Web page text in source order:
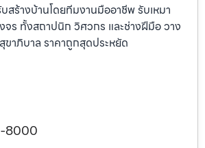
สร้างบ้านโดยทีมงานมืออาชีพ รับเหมา
ร ทั้งสถาปนิก วิศวกร และช่างฝีมือ วาง
ขาภิบาล ราคาถูกสุดประหยัด
8000